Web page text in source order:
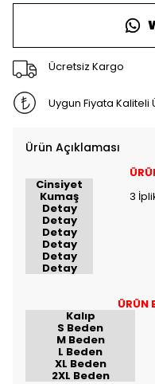
Ücretsiz Kargo
Uygun Fiyata Kaliteli
Ürün Açıklaması
Cinsiyet
Kumaş 3
Detay
Detay
Detay
Detay
Detay
Detay
ÜRÜN
Kalıp
S Beden
M Beden
L Beden
XL Beden
2XL Beden